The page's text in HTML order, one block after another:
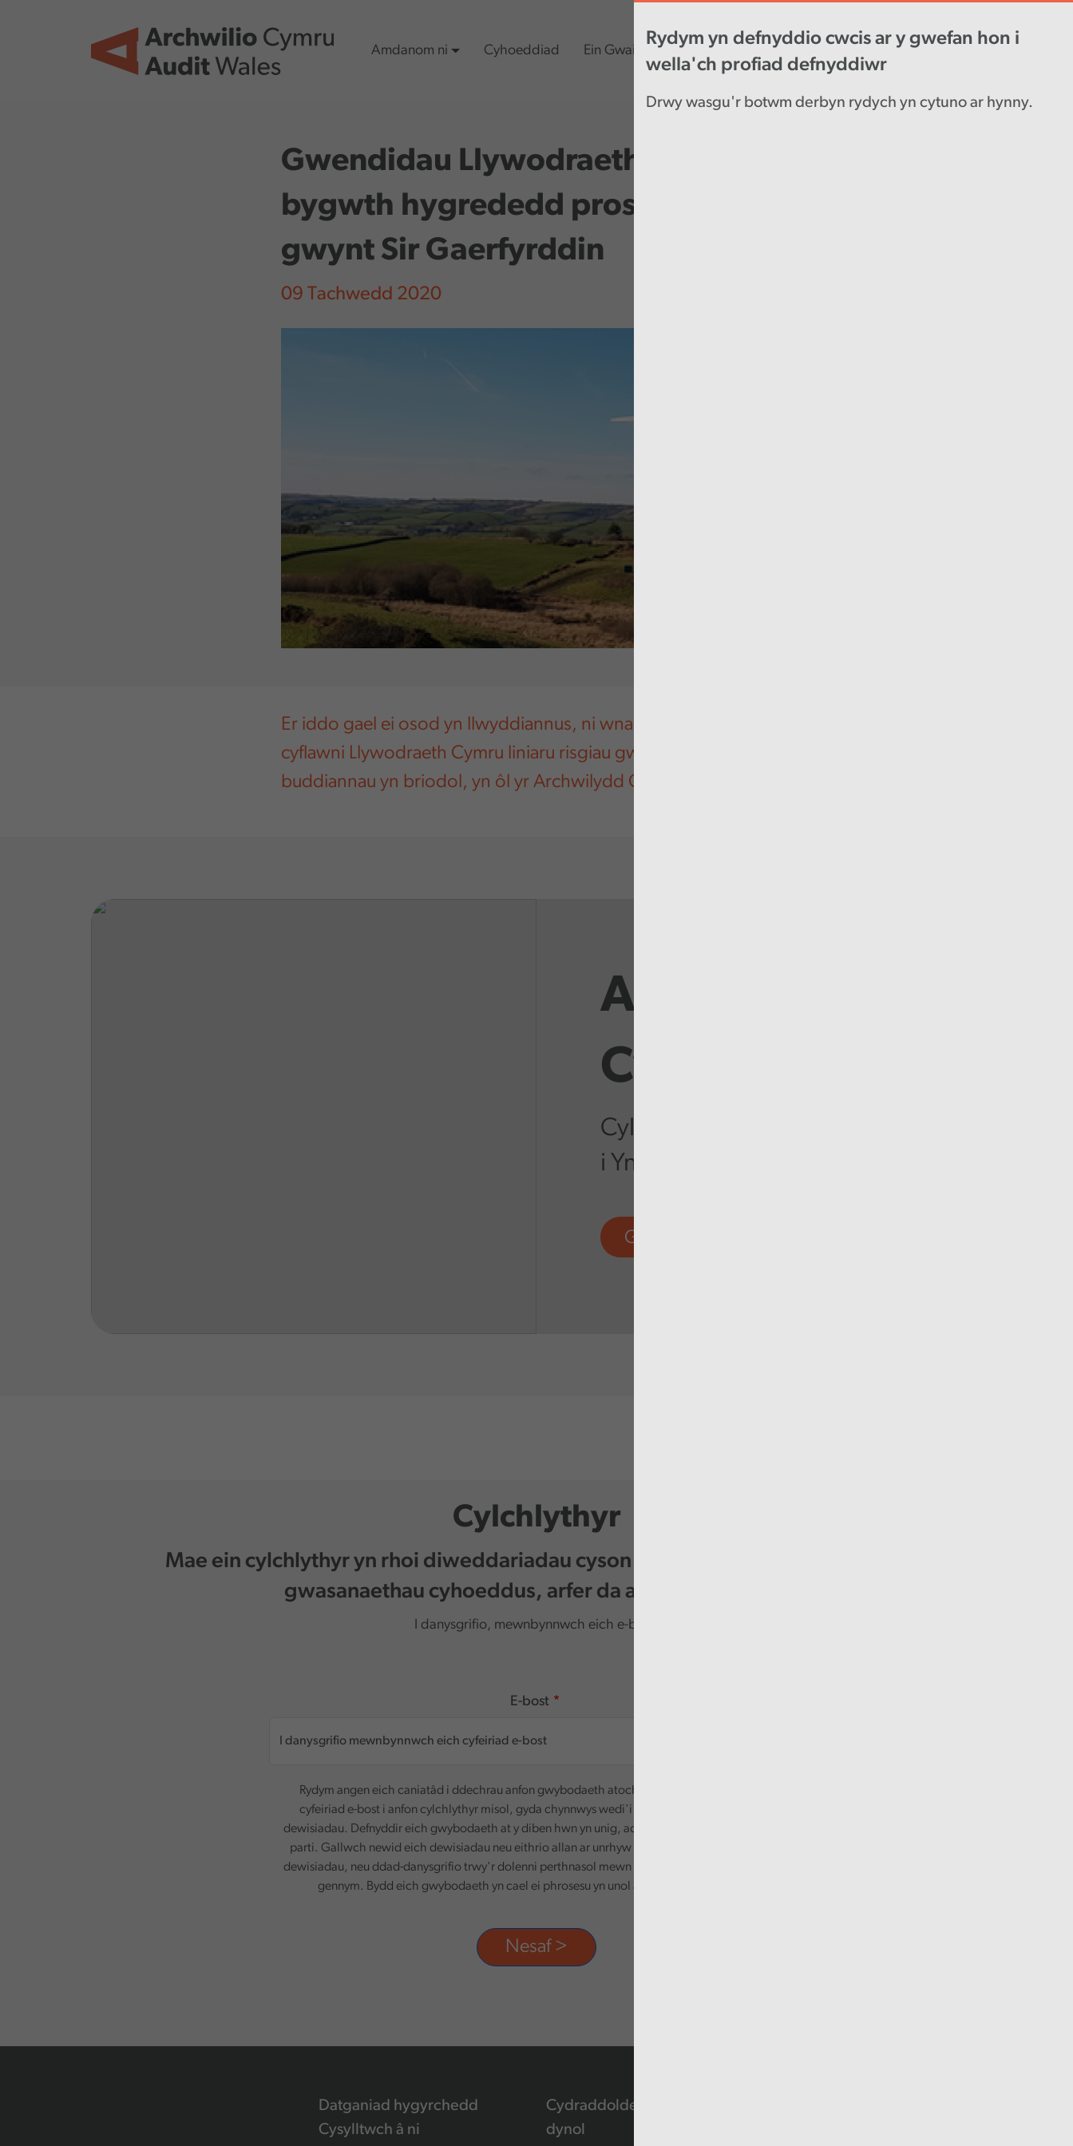
Rydym yn defnyddio cwcis ar y gwefan hon i
wella'ch profiad defnyddiwr
Drwy wasgu'r botwm derbyn rydych yn cytuno ar hynny.
Amdanom ni Cyhoeddiad Ein Gwaith Cynnwys diweddaraf Gyrfaoedd
Gwendidau Llywodraethu wedi
bygwth hygrededd prosiect tyrbin
gwynt Sir Gaerfyrddin
09 Tachwedd 2020
Er iddo gael ei osod yn llwyddiannus, ni wnaeth partneriaid
cyflawni Llywodraeth Cymru liniaru risgiau gwrthdaro
buddiannau yn briodol, yn ôl yr Archwilydd Cyffredinol
Adroddiad
Cysylltiedig
Cyllid gan Lywodraeth Cymru
i Ynni Sir Gâr Cyf
Gweld mwy
Cylchlythyr
Mae ein cylchlythyr yn rhoi diweddariadau cyson i chi am ein gwaith archwilio
gwasanaethau cyhoeddus, arfer da a digwyddiadau.
I danysgrifio, mewnbynnwch eich e-bost.
E-bost
Rydym angen eich caniatâd i ddechrau anfon gwybodaeth atoch. Defnyddir eich enw a'ch
cyfeiriad e-bost i anfon cylchlythyr misol, gyda chynnwys wedi'i deilwra yn seiliedig ar eich
dewisiadau. Defnyddir eich gwybodaeth at y diben hwn yn unig, ac ni chaiff ei rhannu â thrydydd
parti. Gallwch newid eich dewisiadau neu eithrio allan ar unrhyw adeg, trwy ddiweddaru eich
dewisiadau, neu ddad-danysgrifio trwy'r dolenni perthnasol mewn unrhyw e-bost a dderbyniwch
gennym. Bydd eich gwybodaeth yn cael ei phrosesu yn unol â'n polisi preifatrwydd.
Datganiad hygyrchedd
Cysylltwch â ni
Cydraddoldeb a hawliau
dynol